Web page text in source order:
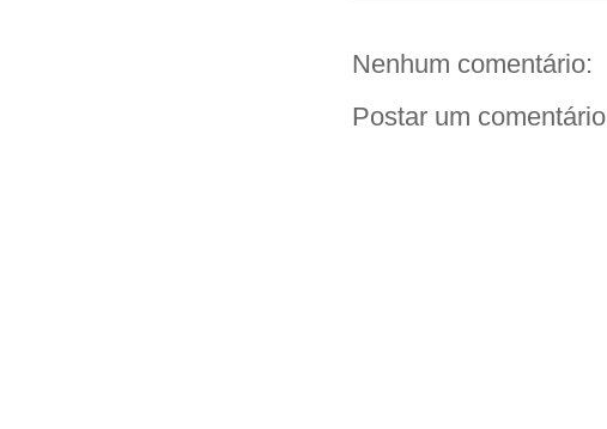
Nenhum comentário:
Postar um comentário